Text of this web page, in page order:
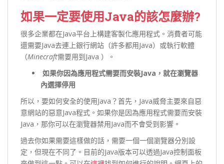
如果一定要使用Java的該怎麼辦?
很多企業都在Java平台上構建客製化應用程式。消費者可能
還需要Java去連上銀行網站（許多都用Java）或執行軟體
（Minecraft需要用到Java ）。
如果你因為應用程式需要而安裝Java，就在瀏覽器
內選擇停用
所以，要如何安全的使用Java？首先，Java威脅主要來自惡
意網站的惡意Java程式。如果你是因為應用程式需要而安裝
Java，那你可以在瀏覽器禁用Java而不會受到影響。
過去你如果需要這樣做的話，需要一個一個瀏覽器分別設
定，但現在不同了。目前的Java版本可以透過Java控制面板